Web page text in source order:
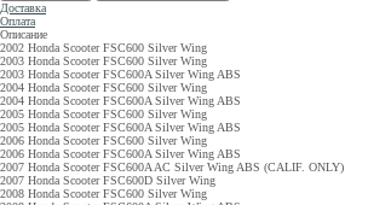
Доставка
Оплата
Описание
2002 Honda Scooter FSC600 Silver Wing
2003 Honda Scooter FSC600 Silver Wing
2003 Honda Scooter FSC600A Silver Wing ABS
2004 Honda Scooter FSC600 Silver Wing
2004 Honda Scooter FSC600A Silver Wing ABS
2005 Honda Scooter FSC600 Silver Wing
2005 Honda Scooter FSC600A Silver Wing ABS
2006 Honda Scooter FSC600 Silver Wing
2006 Honda Scooter FSC600A Silver Wing ABS
2007 Honda Scooter FSC600A AC Silver Wing ABS (CALIF. ONLY)
2007 Honda Scooter FSC600D Silver Wing
2008 Honda Scooter FSC600 Silver Wing